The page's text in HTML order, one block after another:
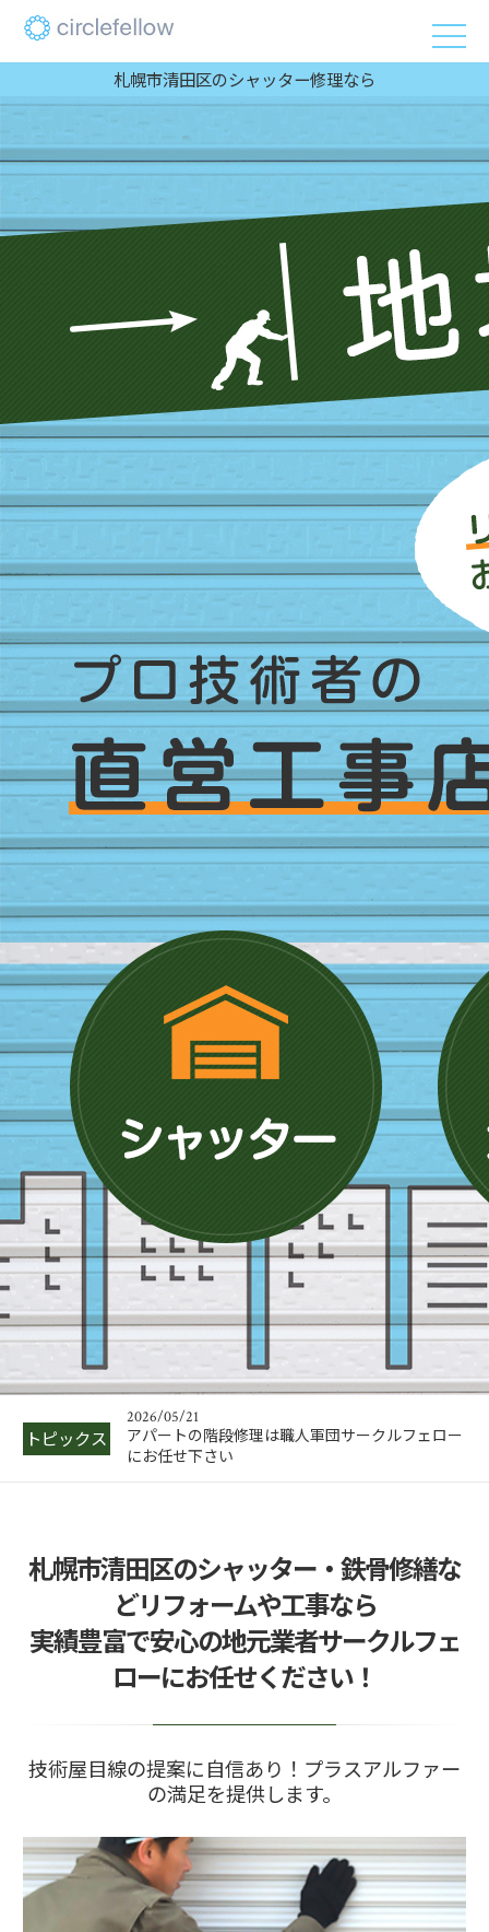
札幌市清田区のシャッター修理なら
トピックス
鉄骨階段修理の必要性とその手順を解説
今期に中川製作所を建てたい方！急げ
2026/05/21
アパートの階段修理は職人軍団サークルフェロー
にお任せ下さい
2025/06/02
札幌でのアパート鉄骨階段修理のポイント
2025/06/01
鉄骨階段修理の必要性とその手順を解説
札幌市清田区のシャッター・鉄骨修繕な
どリフォームや工事なら
実績豊富で安心の地元業者サークルフェ
ローにお任せください！
技術屋目線の提案に自信あり！プラスアルファー
の満足を提供します。